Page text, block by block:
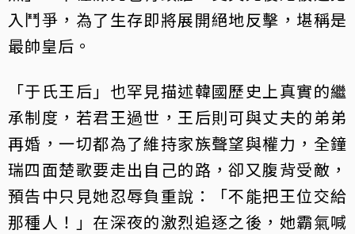
入鬥爭，為了生存即將展開絕地反擊，堪稱是
最帥皇后。
「于氏王后」也罕見描述韓國歷史上真實的繼
承制度，若君王過世，王后則可與丈夫的弟弟
再婚，一切都為了維持家族聲望與權力，全鐘
瑞四面楚歌要走出自己的路，卻又腹背受敵，
預告中只見她忍辱負重說：「不能把王位交給
那種人！」在深夜的激烈追逐之後，她霸氣喊